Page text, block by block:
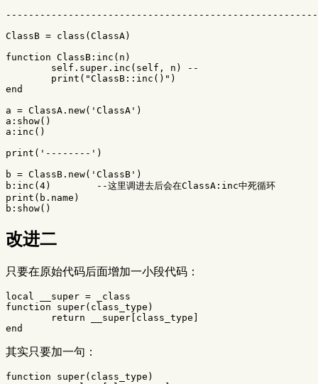
-------------------------------------------------------
ClassB = class ( ClassA)
function ClassB : inc ( n )
self . super . inc ( self , n )
--
print ( "ClassB::inc()" )
end
a = ClassA . new( 'ClassA' )
a : show()
a : inc ()
print ( '--------' )
b = ClassB . new( 'ClassB' )
b : inc ( 4)
--这里调进去后会在ClassA:inc中死循环
print ( b . name )
b : show()
改进二
只要在原始代码后面增加一小段代码：
local __super =
_class
function
super( class_type )
return
__super class_type
end
其实只要加一句：
function super( class_type )